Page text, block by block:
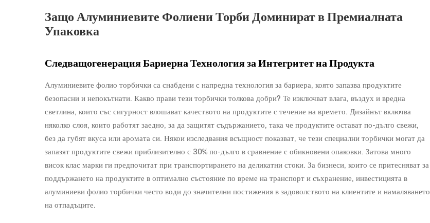
Защо Алуминиевите Фолиени Торби Доминират в Премиалната
Упаковка
Следващогенерация Бариерна Технология за Интегритет на Продукта
Алуминиевите фолио торбички са снабдени с напредна технология за бариера, която запазва продуктите
безопасни и непокътнати. Какво прави тези торбички толкова добри? Те изключват влага, въздух и вредна
светлина, които със сигурност влошават качеството на продуктите с течение на времето. Дизайнът включва
няколко слоя, които работят заедно, за да защитят съдържанието, така че продуктите остават по-дълго свежи,
без да губят вкуса или аромата си. Някои изследвания всъщност показват, че тези специални торбички могат да
запазят продуктите свежи приблизително с 30% по-дълго в сравнение с обикновени опаковки. Затова много
висок клас марки ги предпочитат при транспортирането на деликатни стоки. За бизнеси, които се притесняват за
поддържането на продуктите в оптимално състояние по време на транспорт и съхранение, инвестицията в
алуминиеви фолио торбички често води до значителни постижения в задоволството на клиентите и намаляването
на отпадъците.